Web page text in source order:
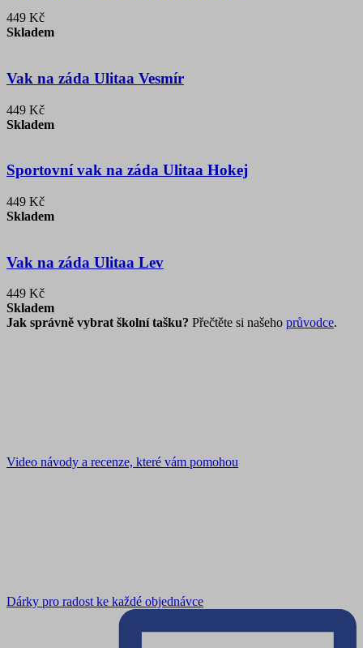
449 Kč
Skladem
Vak na záda Ulitaa Vesmír
449 Kč
Skladem
Sportovní vak na záda Ulitaa Hokej
449 Kč
Skladem
Vak na záda Ulitaa Lev
449 Kč
Skladem
Jak správně vybrat školní tašku? Přečtěte si našeho průvodce.
Video návody a recenze, které vám pomohou
Dárky pro radost ke každé objednávce